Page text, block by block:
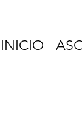
INICIO